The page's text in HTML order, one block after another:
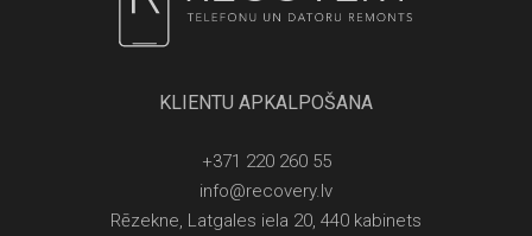
KLIENTU APKALPOŠANA
+371 220 260 55
info@recovery.lv
Rēzekne, Latgales iela 20, 440 kabinets